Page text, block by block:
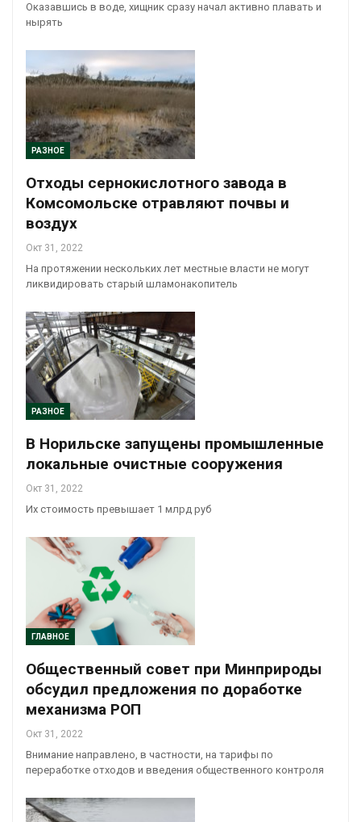
Оказавшись в воде, хищник сразу начал активно плавать и
нырять
РАЗНОЕ
Отходы сернокислотного завода в
Комсомольске отравляют почвы и
воздух
Окт 31, 2022
На протяжении нескольких лет местные власти не могут
ликвидировать старый шламонакопитель
РАЗНОЕ
В Норильске запущены промышленные
локальные очистные сооружения
Окт 31, 2022
Их стоимость превышает 1 млрд руб
ГЛАВНОЕ
Общественный совет при Минприроды
обсудил предложения по доработке
механизма РОП
Окт 31, 2022
Внимание направлено, в частности, на тарифы по
переработке отходов и введения общественного контроля